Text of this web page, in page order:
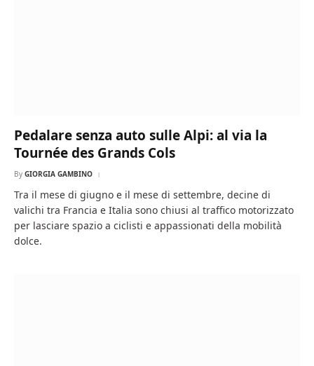
Pedalare senza auto sulle Alpi: al via la
Tournée des Grands Cols
By GIORGIA GAMBINO
Tra il mese di giugno e il mese di settembre, decine di
valichi tra Francia e Italia sono chiusi al traffico motorizzato
per lasciare spazio a ciclisti e appassionati della mobilità
dolce.